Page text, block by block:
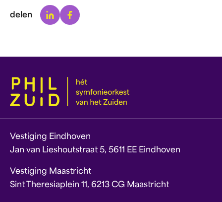
delen LinkedinFacebook
Vestiging Eindhoven
Jan van Lieshoutstraat 5, 5611 EE Eindhoven
Vestiging Maastricht
Sint Theresiaplein 11, 6213 CG Maastricht